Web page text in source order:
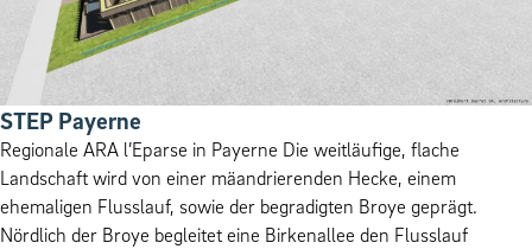
STEP Payerne
Regionale ARA l’Eparse in Payerne Die weitläufige, flache
Landschaft wird von einer mäandrierenden Hecke, einem
ehemaligen Flusslauf, sowie der begradigten Broye geprägt.
Nördlich der Broye begleitet eine Birkenallee den Flusslauf